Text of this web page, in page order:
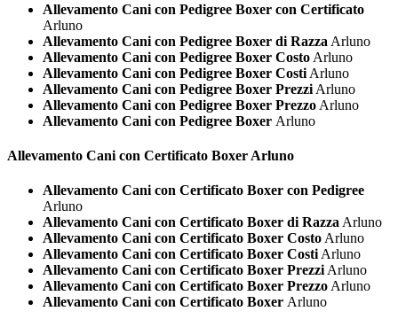
Allevamento Cani con Pedigree Boxer con Certificato
Arluno
Allevamento Cani con Pedigree Boxer di Razza Arluno
Allevamento Cani con Pedigree Boxer Costo Arluno
Allevamento Cani con Pedigree Boxer Costi Arluno
Allevamento Cani con Pedigree Boxer Prezzi Arluno
Allevamento Cani con Pedigree Boxer Prezzo Arluno
Allevamento Cani con Pedigree Boxer Arluno
Allevamento Cani con Certificato Boxer Arluno
Allevamento Cani con Certificato Boxer con Pedigree
Arluno
Allevamento Cani con Certificato Boxer di Razza Arluno
Allevamento Cani con Certificato Boxer Costo Arluno
Allevamento Cani con Certificato Boxer Costi Arluno
Allevamento Cani con Certificato Boxer Prezzi Arluno
Allevamento Cani con Certificato Boxer Prezzo Arluno
Allevamento Cani con Certificato Boxer Arluno